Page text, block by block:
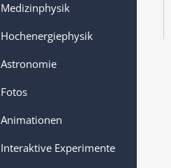
Medizinphysik
Hochenergiephysik
Astronomie
Fotos
Animationen
Interaktive Experimente